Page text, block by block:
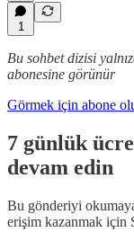
1
Bu sohbet dizisi
abonesine görünür
Görmek için abone
7 günlük
devam edin
Bu gönderiyi
erişim kazanmak için